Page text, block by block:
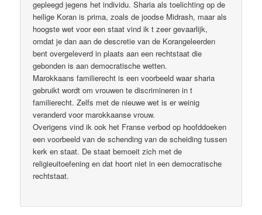
gepleegd jegens het individu. Sharia als toelichting op de
heilige Koran is prima, zoals de joodse Midrash, maar als
hoogste wet voor een staat vind ik t zeer gevaarlijk,
omdat je dan aan de descretie van de Korangeleerden
bent overgeleverd in plaats aan een rechtstaat die
gebonden is aan democratische wetten.
Marokkaans familierecht is een voorbeeld waar sharia
gebruikt wordt om vrouwen te discrimineren in t
familierecht. Zelfs met de nieuwe wet is er weinig
veranderd voor marokkaanse vrouw.
Overigens vind ik ook het Franse verbod op hoofddoeken
een voorbeeld van de schending van de scheiding tussen
kerk en staat. De staat bemoeit zich met de
religieuitoefening en dat hoort niet in een democratische
rechtstaat.